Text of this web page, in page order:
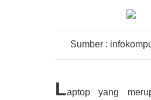
Sumber :
Laptop yang